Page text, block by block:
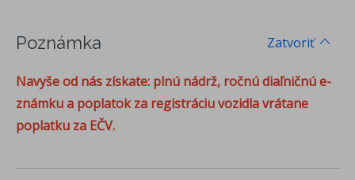
Zatvoriť
Poznámka
Navyše od nás získate: plnú nádrž, ročnú diaľničnú e-
známku a poplatok za registráciu vozidla vrátane
poplatku za EČV.